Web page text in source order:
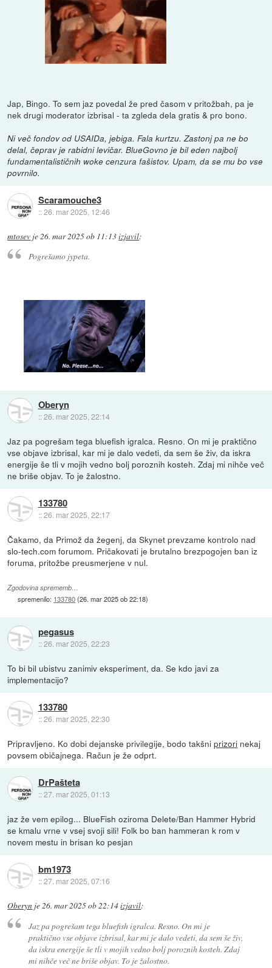
Jap, Bingo. To sem jaz povedal že pred časom v pritožbah, pa je
nek drugi moderator izbrisal - ta zgleda dela gratis & pro bono.
Ni več fondov od USAIDa, jebiga. Fala kurtzu. Zastonj pa ne bo
delal, čeprav je rabidni levičar. BlueGovno je bil eden najbolj
fundamentalističnih woke cenzura fašistov. Upam, da se mu bo vse
povrnilo.
Scaramouche3
::26. mar 2025, 12:46
mtosev je26. mar 2025 ob 11:13izjavil:
Pogrešamo jypeta.
Oberyn
::26. mar 2025, 22:14
Jaz pa pogrešam tega bluefish igralca. Resno. On mi je praktično
vse objave izbrisal, kar mi je dalo vedeti, da sem še živ, da iskra
energije še tli v mojih vedno bolj poroznih kosteh. Zdaj mi nihče več
ne briše objav. To je žalostno.
133780
::26. mar 2025, 22:17
Čakamo, da Primož da žegenj, da Skynet prevzame kontrolo nad
slo-tech.com forumom. Pričakovati je brutalno brezpogojen ban iz
foruma, pritožbe preusmerjene v nul.
Zgodovina sprememb…
spremenilo: 133780(26. mar 2025 ob 22:18)
pegasus
::26. mar 2025, 22:23
To bi bil ubistvu zanimiv eksperiment, da. Se kdo javi za
implementacijo?
133780
::26. mar 2025, 22:30
Pripravljeno. Ko dobi dejanske privilegije, bodo takšniprizori nekaj
povsem običajnega. Račun je že odprt.
DrPašteta
::27. mar 2025, 01:13
jaz že vem epilog... BlueFish oziroma Delete/Ban Hammer Hybrid
se kmalu vrne v vsej svoji sili! Folk bo ban hammeran k rom v
novem mestu in brisan ko pesjan
bm1973
::27. mar 2025, 07:16
Oberyn je26. mar 2025 ob 22:14izjavil:
Jaz pa pogrešam tega bluefish igralca. Resno. On mi je
praktično vse objave izbrisal, kar mi je dalo vedeti, da sem še živ,
da iskra energije še tli v mojih vedno bolj poroznih kosteh. Zdaj
mi nihče več ne briše objav. To je žalostno.